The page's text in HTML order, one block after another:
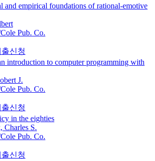
and empirical foundations of rational-emotive
Pub. Co.
신청
introduction to computer programming with
J.
Pub. Co.
신청
in the eighties
Charles S.
Pub. Co.
신청